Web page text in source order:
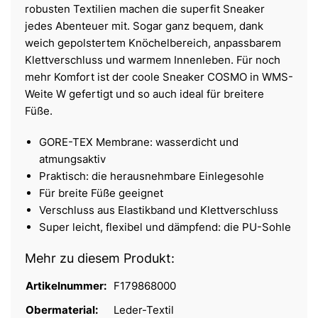
robusten Textilien machen die superfit Sneaker
jedes Abenteuer mit. Sogar ganz bequem, dank
weich gepolstertem Knöchelbereich, anpassbarem
Klettverschluss und warmem Innenleben. Für noch
mehr Komfort ist der coole Sneaker COSMO in WMS-
Weite W gefertigt und so auch ideal für breitere
Füße.
GORE-TEX Membrane: wasserdicht und
atmungsaktiv
Praktisch: die herausnehmbare Einlegesohle
Für breite Füße geeignet
Verschluss aus Elastikband und Klettverschluss
Super leicht, flexibel und dämpfend: die PU-Sohle
Mehr zu diesem Produkt:
Artikelnummer: F179868000
Obermaterial:
Leder-Textil